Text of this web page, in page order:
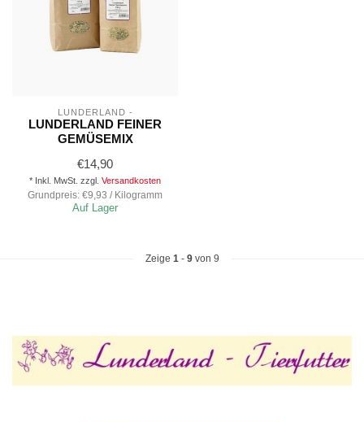
LUNDERLAND -
LUNDERLAND FEINER
GEMÜSEMIX
€14,90
* Inkl. MwSt. zzgl. Versandkosten
Grundpreis: €9,93 / Kilogramm
Auf Lager
Zeige 1 - 9von 9